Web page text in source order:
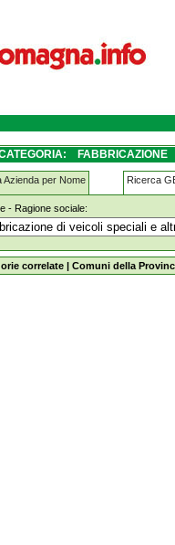
e-altro-
poggio-
A TRAZIONE
Azienda per Nome Ricerca
- Ragione sociale:
di-veicoli-speciali-e-
o-animale poggio-renatico
correlate | Comuni della